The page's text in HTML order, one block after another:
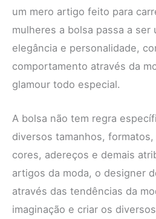
um mero artigo feito para
mulheres a bolsa passa a ser
elegância e personalidade,
comportamento através da
glamour todo especial.
A bolsa não tem regra
diversos tamanhos, formatos,
cores, adereços e demais
artigos da moda, o designer
através das tendências da
imaginação e criar os